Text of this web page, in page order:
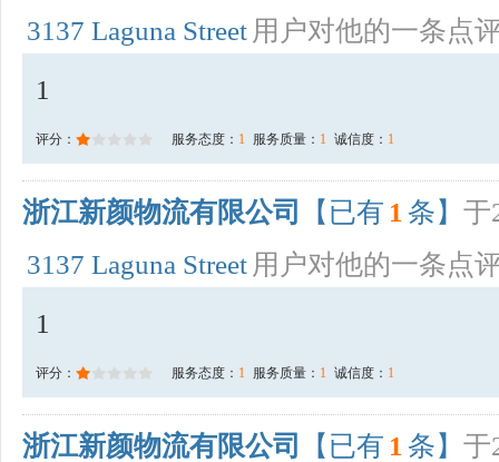
3137 Laguna Street 用户对他的一条点
1
评分： 服务态度： 1 服务质量： 1 诚信度： 1
浙江新颜物流有限公司 【已有 1 条】 于
3137 Laguna Street 用户对他的一条点
1
评分： 服务态度： 1 服务质量： 1 诚信度： 1
浙江新颜物流有限公司 【已有 1 条】 于